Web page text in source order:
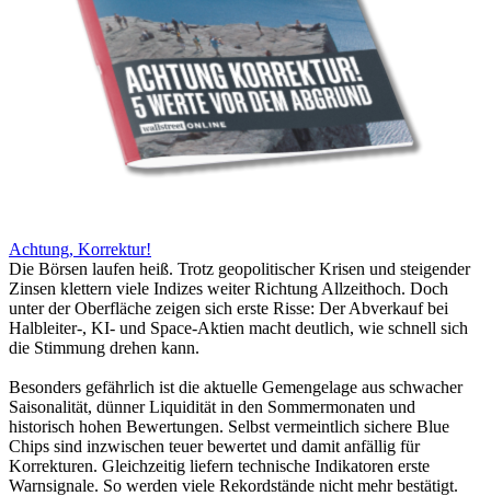
Achtung, Korrektur!
Die Börsen laufen heiß. Trotz geopolitischer Krisen und steigender
Zinsen klettern viele Indizes weiter Richtung Allzeithoch. Doch
unter der Oberfläche zeigen sich erste Risse: Der Abverkauf bei
Halbleiter-, KI- und Space-Aktien macht deutlich, wie schnell sich
die Stimmung drehen kann.
Besonders gefährlich ist die aktuelle Gemengelage aus schwacher
Saisonalität, dünner Liquidität in den Sommermonaten und
historisch hohen Bewertungen. Selbst vermeintlich sichere Blue
Chips sind inzwischen teuer bewertet und damit anfällig für
Korrekturen. Gleichzeitig liefern technische Indikatoren erste
Warnsignale. So werden viele Rekordstände nicht mehr bestätigt.